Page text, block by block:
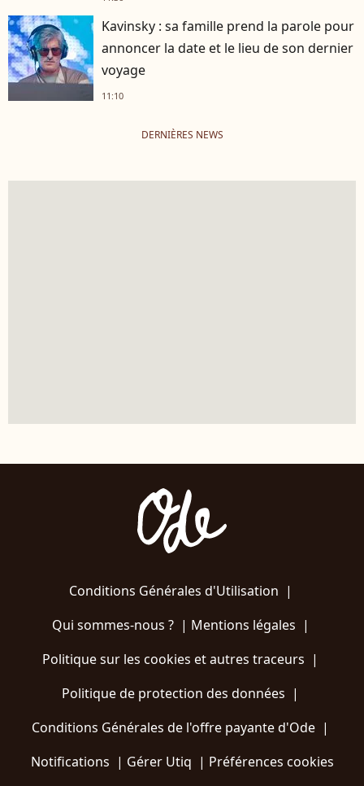
Kavinsky : sa famille prend la parole pour
annoncer la date et le lieu de son dernier
voyage
11:10
DERNIÈRES NEWS
Conditions Générales d'Utilisation |
Qui sommes-nous ?| Mentions légales |
Politique sur les cookies et autres traceurs |
Politique de protection des données |
Conditions Générales de l'offre payante d'Ode |
Notifications | Gérer Utiq | Préférences cookies